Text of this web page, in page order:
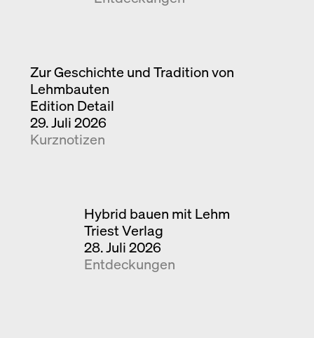
Zur Geschichte und Tradition von
Lehmbauten
Edition Detail
29. Juli 2026
Kurznotizen
Hybrid bauen mit Lehm
Triest Verlag
28. Juli 2026
Entdeckungen